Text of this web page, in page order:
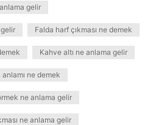
gelir
Falda harf çıkması ne demek
Kahve altı ne anlama gelir
ne demek
ne anlama gelir
ne anlama gelir